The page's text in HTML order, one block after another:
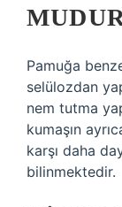
Pamuğa
selülozdan
nem tutma
kumaşın
karşı daha
bilinmektedir.